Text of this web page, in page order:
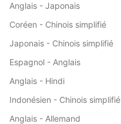
Anglais - Japonais
Coréen - Chinois simplifié
Japonais - Chinois simplifié
Espagnol - Anglais
Anglais - Hindi
Indonésien - Chinois simplifié
Anglais - Allemand